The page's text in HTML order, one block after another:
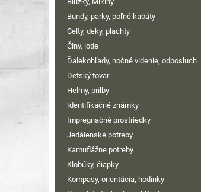
Bundy, parky, poľné kabáty
Celty, deky, plachty
Člny, lode
Ďalekohľady, nočné videnie, odposluch
Detský tovar
Helmy, prilby
Identifikačné známky
Impregnačné prostriedky
Jedálenské potreby
Kamuflážne potreby
Klobúky, čiapky
Kompasy, orientácia, hodinky